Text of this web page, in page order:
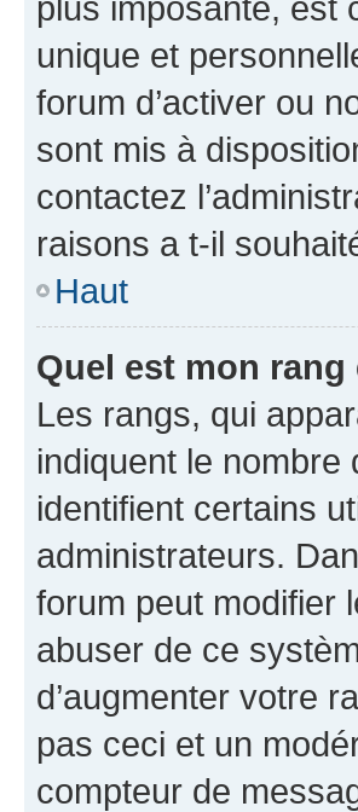
unique et
forum d’activer ou
sont mis à
contactez
raisons a t-il
Haut
Quel est mon
Les rangs, qui
indiquent le
identifient certains
administrateurs.
forum peut modifier
abuser de ce
d’augmenter votre
pas ceci et un
compteur de